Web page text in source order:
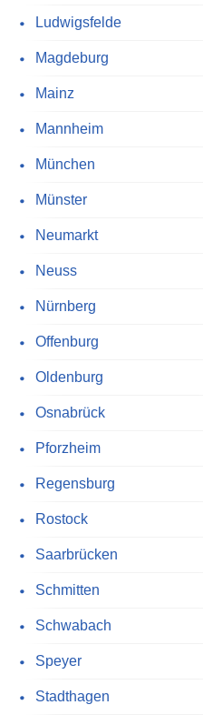
Ludwigsfelde
Magdeburg
Mainz
Mannheim
München
Münster
Neumarkt
Neuss
Nürnberg
Offenburg
Oldenburg
Osnabrück
Pforzheim
Regensburg
Rostock
Saarbrücken
Schmitten
Schwabach
Speyer
Stadthagen